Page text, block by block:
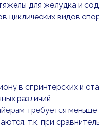
для желудка и
циклических видов
в спринтерских и
различий
требуется меньше
т.к. при